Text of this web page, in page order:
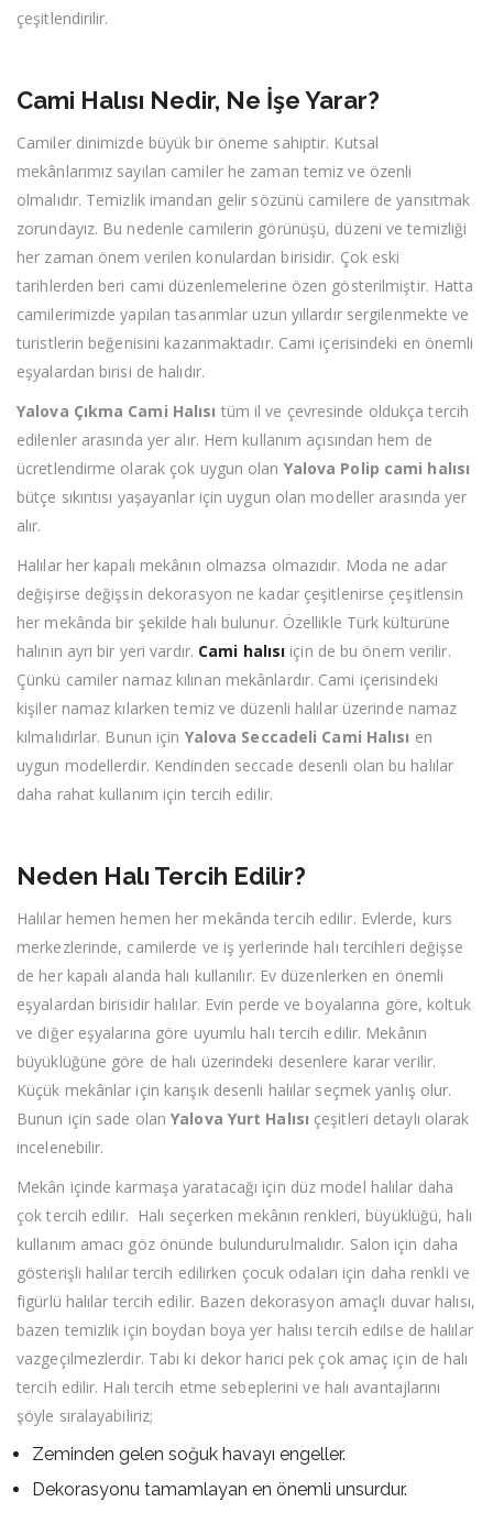
çeşitlendirilir.
Cami Halısı Nedir, Ne İşe Yarar?
Camiler dinimizde büyük bir öneme sahiptir. Kutsal
mekânlarımız sayılan camiler he zaman temiz ve özenli
olmalıdır. Temizlik imandan gelir sözünü camilere de yansıtmak
zorundayız. Bu nedenle camilerin görünüşü, düzeni ve temizliği
her zaman önem verilen konulardan birisidir. Çok eski
tarihlerden beri cami düzenlemelerine özen gösterilmiştir. Hatta
camilerimizde yapılan tasarımlar uzun yıllardır sergilenmekte ve
turistlerin beğenisini kazanmaktadır. Cami içerisindeki en önemli
eşyalardan birisi de halıdır.
Yalova Çıkma Cami Halısı tüm il ve çevresinde oldukça tercih
edilenler arasında yer alır. Hem kullanım açısından hem de
ücretlendirme olarak çok uygun olan Yalova Polip cami halısı
bütçe sıkıntısı yaşayanlar için uygun olan modeller arasında yer
alır.
Halılar her kapalı mekânın olmazsa olmazıdır. Moda ne adar
değişirse değişsin dekorasyon ne kadar çeşitlenirse çeşitlensin
her mekânda bir şekilde halı bulunur. Özellikle Türk kültürüne
halının ayrı bir yeri vardır. Cami halısı için de bu önem verilir.
Çünkü camiler namaz kılınan mekânlardır. Cami içerisindeki
kişiler namaz kılarken temiz ve düzenli halılar üzerinde namaz
kılmalıdırlar. Bunun için Yalova Seccadeli Cami Halısı en
uygun modellerdir. Kendinden seccade desenli olan bu halılar
daha rahat kullanım için tercih edilir.
Neden Halı Tercih Edilir?
Halılar hemen hemen her mekânda tercih edilir. Evlerde, kurs
merkezlerinde, camilerde ve iş yerlerinde halı tercihleri değişse
de her kapalı alanda halı kullanılır. Ev düzenlerken en önemli
eşyalardan birisidir halılar. Evin perde ve boyalarına göre, koltuk
ve diğer eşyalarına göre uyumlu halı tercih edilir. Mekânın
büyüklüğüne göre de halı üzerindeki desenlere karar verilir.
Küçük mekânlar için karışık desenli halılar seçmek yanlış olur.
Bunun için sade olanYalova Yurt Halısı çeşitleri detaylı olarak
incelenebilir.
Mekân içinde karmaşa yaratacağı için düz model halılar daha
çok tercih edilir. Halı seçerken mekânın renkleri, büyüklüğü, halı
kullanım amacı göz önünde bulundurulmalıdır. Salon için daha
gösterişli halılar tercih edilirken çocuk odaları için daha renkli ve
figürlü halılar tercih edilir. Bazen dekorasyon amaçlı duvar halısı,
bazen temizlik için boydan boya yer halısı tercih edilse de halılar
vazgeçilmezlerdir. Tabi ki dekor harici pek çok amaç için de halı
tercih edilir. Halı tercih etme sebeplerini ve halı avantajlarını
şöyle sıralayabiliriz;
Zeminden gelen soğuk havayı engeller.
Dekorasyonu tamamlayan en önemli unsurdur.